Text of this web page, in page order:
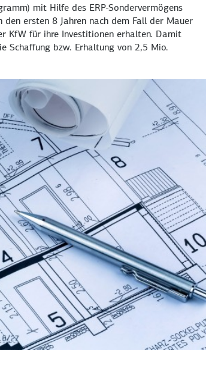
mit Hilfe des ERP-Sondervermögens
ersten 8 Jahren nach dem Fall der Mauer
KfW für ihre Investitionen erhalten. Damit
Schaffung bzw. Erhaltung von 2,5 Mio.